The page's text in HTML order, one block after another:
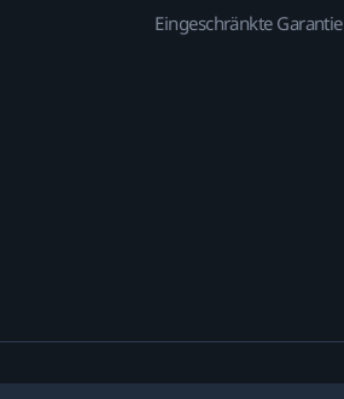
Eingeschränkte Garantie